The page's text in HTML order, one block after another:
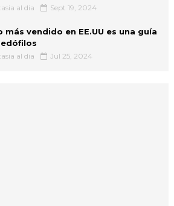
al dia Sept 19, 2024
más vendido en EE.UU es una guía
al dia Jul 25, 2024